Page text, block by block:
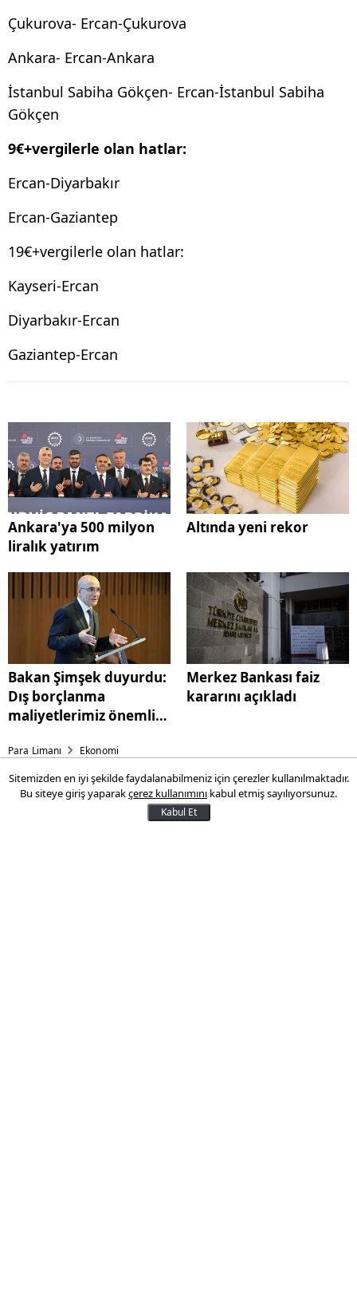
Çukurova- Ercan-Çukurova
Ankara- Ercan-Ankara
İstanbul Sabiha Gökçen- Ercan-İstanbul Sabiha
Gökçen
9€+vergilerle olan hatlar:
Ercan-Diyarbakır
Ercan-Gaziantep
19€+vergilerle olan hatlar:
Kayseri-Ercan
Diyarbakır-Ercan
Gaziantep-Ercan
Ankara'ya 500 milyon
liralık yatırım
Altında yeni rekor
Bakan Şimşek duyurdu:
Dış borçlanma
maliyetlerimiz önemli
Merkez Bankası faiz
kararını açıkladı
Para Limanı Ekonomi
Ankara'ya 500 milyon liralık
Sitemizden en iyi şekilde faydalanabilmeniz için çerezler kullanılmaktadır.
Bu siteye giriş yaparakçerez kullanımını kabul etmiş sayılıyorsunuz.
Kabul Et